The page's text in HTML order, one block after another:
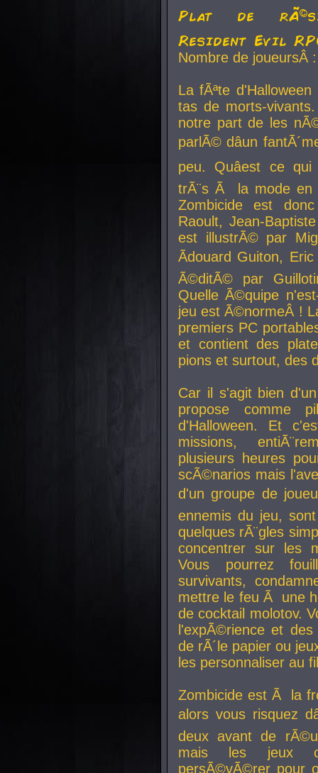
Plat de
Resident Evil
Nombre de
La fÃªte
tas de morts-
notre part de les
parlÃ© dâun
peu. Quâest ce
trÃ¨s Ã la mode en
Zombicide est
Raoult, Jean-
est illustrÃ© par
Ãdouard Guiton,
Ã©ditÃ© par
Quelle Ã©quipe
jeu est Ã©normeÂ !
premiers PC
et contient des
pions et surtout, des
Car il s'agit bien
propose comme
d'Halloween. Et
missions,
plusieurs heures
scÃ©narios mais
d'un groupe de
ennemis du jeu,
quelques rÃ¨gles
concentrer sur les
Vous pourrez
survivants,
mettre le feu Ã une
de cocktail molotov.
l'expÃ©rience et
de rÃ´le papier ou
les personnaliser au
Zombicide est Ã la
alors vous risquez
deux avant de
mais les jeux
persÃ©vÃ©rer pour